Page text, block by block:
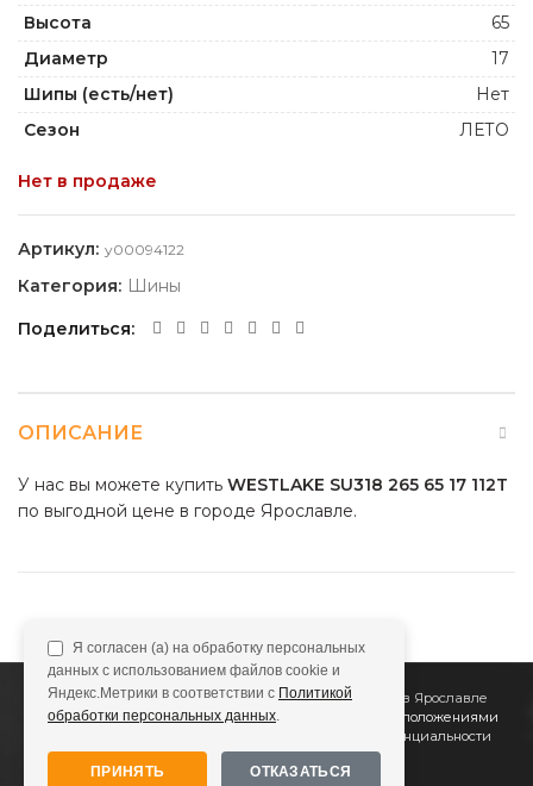
Высота
65
Диаметр
17
Шипы (есть/нет)
Нет
Сезон
ЛЕТО
Нет в продаже
Артикул: y00094122
Категория: Шины
Поделиться
ОПИСАНИЕ
У нас вы можете купить WESTLAKE SU318 265 65 17 112T
по выгодной цене в городе Ярославле.
2011Все Колёса Интернет-магазин шин и дисков в Ярославле
Сайт не является публичной офертой, определяемой положениями
Политике конфиденциальности
Я согласен (а) на обработку персональных
данных с использованием файлов cookie и
Яндекс.Метрики в соответствии с Политикой
обработки персональных данных.
ПРИНЯТЬ ОТКАЗАТЬСЯ